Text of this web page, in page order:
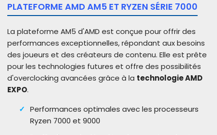
PLATEFORME AMD AM5 ET RYZEN SÉRIE 7000
La plateforme AM5 d'AMD est conçue pour offrir des
performances exceptionnelles, répondant aux besoins
des joueurs et des créateurs de contenu. Elle est prête
pour les technologies futures et offre des possibilités
d'overclocking avancées grâce à la technologie AMD
EXPO.
Performances optimales avec les processeurs
Ryzen 7000 et 9000